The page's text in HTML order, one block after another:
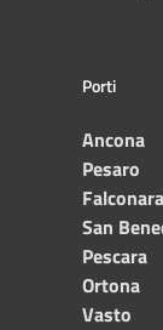
Porti
Ancona
Pesaro
San
Pescara
Ortona
Vasto